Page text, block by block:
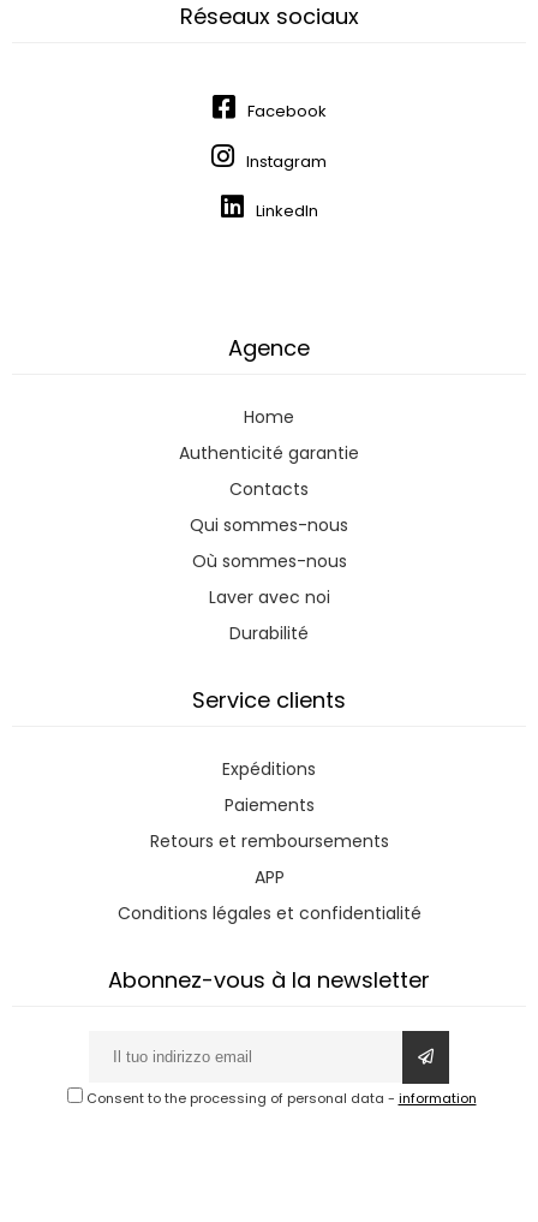
Réseaux sociaux
Facebook
Instagram
LinkedIn
Agence
Home
Authenticité garantie
Contacts
Qui sommes-nous
Où sommes-nous
Laver avec noi
Durabilité
Service clients
Expéditions
Paiements
Retours et remboursements
APP
Conditions légales et confidentialité
Abonnez-vous à la newsletter
Consent to the processing of personal data - information